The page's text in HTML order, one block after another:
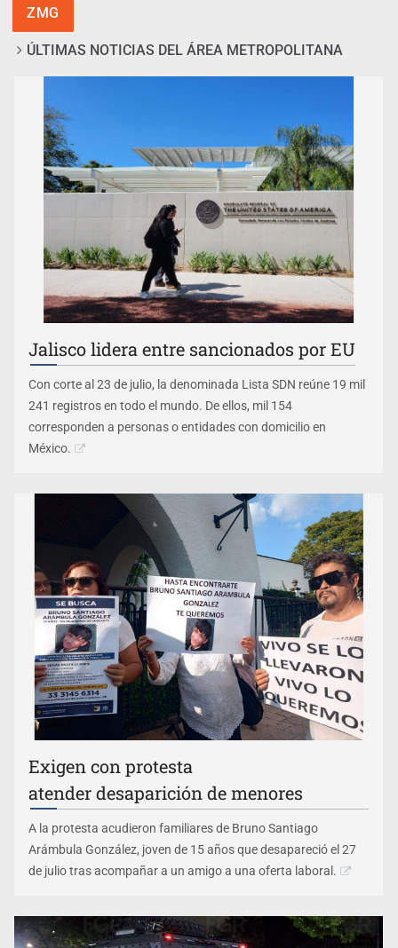
ZMG
ÚLTIMAS NOTICIAS DEL ÁREA METROPOLITANA
Jalisco lidera entre sancionados por EU
Con corte al 23 de julio, la denominada Lista SDN reúne 19 mil
241 registros en todo el mundo. De ellos, mil 154
corresponden a personas o entidades con domicilio en
México.
Exigen con protesta
atender desaparición de menores
A la protesta acudieron familiares de Bruno Santiago
Arámbula González, joven de 15 años que desapareció el 27
de julio tras acompañar a un amigo a una oferta laboral.